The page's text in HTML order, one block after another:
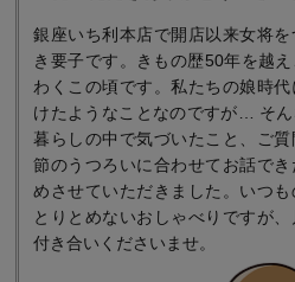
銀座いち利本店で開店以来女将
き要子です。きもの歴50年を越
わくこの頃です。私たちの娘時
けたようなことなのですが… そ
暮らしの中で気づいたこと、ご
節のうつろいに合わせてお話で
めさせていただきました。いつ
とりとめないおしゃべりですが
付き合いくださいませ。